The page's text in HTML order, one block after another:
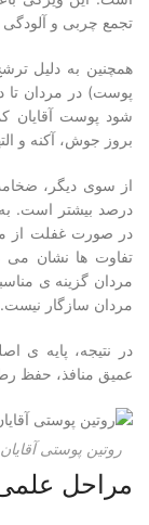
تجمع چربی و
همچنین به دلیل
پوست) در مردان تا
شود پوست آقایان
بروز جوش، آکنه و
درصد بیشتر است.
در صورت غفلت از
تفاوت ها نشان می
مردان گزینه ی
مردان سازگار نیست.
در نتیجه، پایه ی
عمیق منافذ، حفظ
روتین پوستی آقایان
مراحل